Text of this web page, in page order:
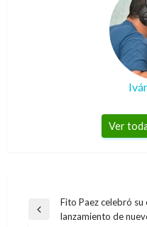
Ver
Navegación
Entrada
Fito Paez celebró su
lanzamiento de